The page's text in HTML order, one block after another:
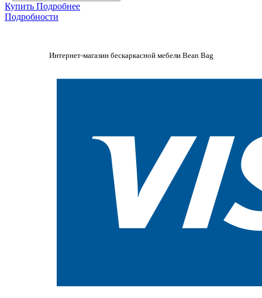
Купить Подробнее
Подробности
Интернет-магазин бескаркасной мебели Bean Bag